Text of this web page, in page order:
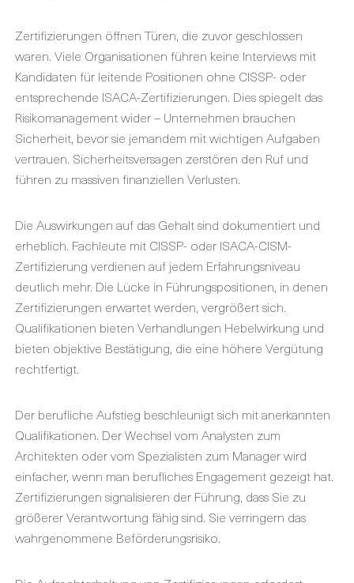
Zertifizierungen öffnen Türen, die zuvor geschlossen
waren. Viele Organisationen führen keine Interviews mit
Kandidaten für leitende Positionen ohne CISSP- oder
entsprechende ISACA-Zertifizierungen. Dies spiegelt das
Risikomanagement wider – Unternehmen brauchen
Sicherheit, bevor sie jemandem mit wichtigen Aufgaben
vertrauen. Sicherheitsversagen zerstören den Ruf und
führen zu massiven finanziellen Verlusten.
Die Auswirkungen auf das Gehalt sind dokumentiert und
erheblich. Fachleute mit CISSP- oder ISACA-CISM-
Zertifizierung verdienen auf jedem Erfahrungsniveau
deutlich mehr. Die Lücke in Führungspositionen, in denen
Zertifizierungen erwartet werden, vergrößert sich.
Qualifikationen bieten Verhandlungen Hebelwirkung und
bieten objektive Bestätigung, die eine höhere Vergütung
rechtfertigt.
Der berufliche Aufstieg beschleunigt sich mit anerkannten
Qualifikationen. Der Wechsel vom Analysten zum
Architekten oder vom Spezialisten zum Manager wird
einfacher, wenn man berufliches Engagement gezeigt hat.
Zertifizierungen signalisieren der Führung, dass Sie zu
größerer Verantwortung fähig sind. Sie verringern das
wahrgenommene Beförderungsrisiko.